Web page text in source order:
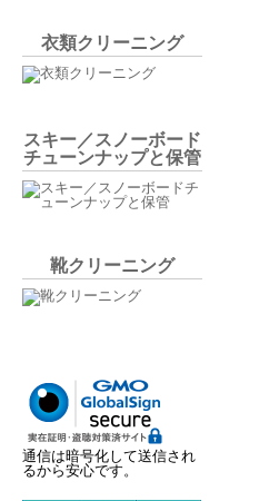
衣類クリーニング
スキー／スノーボード
チューンナップと保管
靴クリーニング
通信は暗号化して送信され
るから安心です。